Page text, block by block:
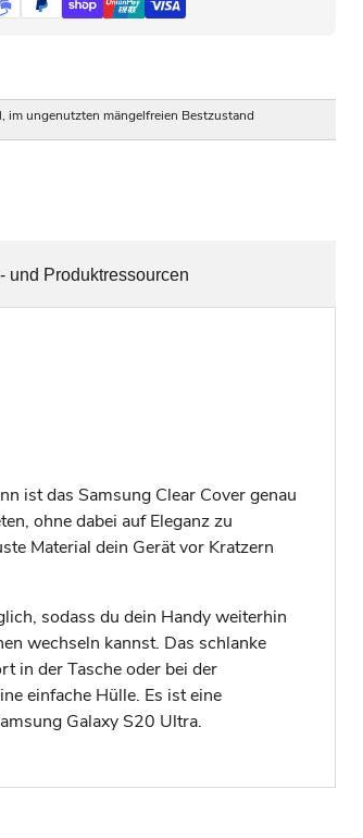
im ungenutzten mängelfreien Bestzustand
ist das Samsung Clear Cover genau
ohne dabei auf Eleganz zu
Material dein Gerät vor Kratzern
sodass du dein Handy weiterhin
wechseln kannst. Das schlanke
in der Tasche oder bei der
einfache Hülle. Es ist eine
Galaxy S20 Ultra.
und Produktressourcen